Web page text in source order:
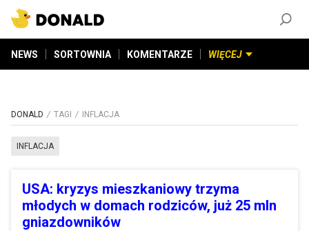
NEWS SORTOWNIA KOMENTARZE WIĘCEJ
DONALD TAGI INFLACJA
INFLACJA
USA: kryzys mieszkaniowy trzyma
młodych w domach rodziców, już 25 mln
gniazdowników